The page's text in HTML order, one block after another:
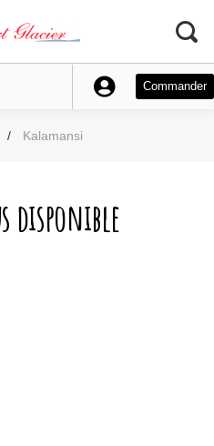
Commander
Kalamansi
disponible